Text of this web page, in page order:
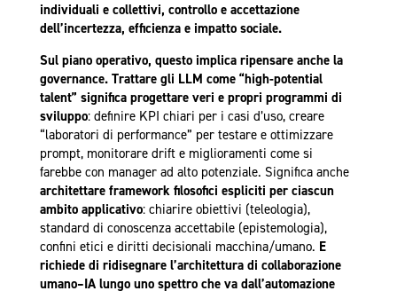
individuali e collettivi, controllo e accettazione
dell’incertezza, efficienza e impatto sociale.
Sul piano operativo, questo implica ripensare anche la
governance. Trattare gli LLM come “high-potential
talent” significa progettare veri e propri programmi di
sviluppo: definire KPI chiari per i casi d’uso, creare
“laboratori di performance” per testare e ottimizzare
prompt, monitorare drift e miglioramenti come si
farebbe con manager ad alto potenziale. Significa anche
architettare framework filosofici espliciti per ciascun
ambito applicativo: chiarire obiettivi (teleologia),
standard di conoscenza accettabile (epistemologia),
confini etici e diritti decisionali macchina/umano. E
richiede di ridisegnare l’architettura di collaborazione
umano–IA lungo uno spettro che va dall’automazione